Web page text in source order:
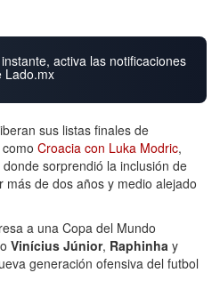
activa las notificaciones
Lado.mx
sus listas finales de
como Croacia con Luka Modric,
sorprendió la inclusión de
más de dos años y medio alejado
a una Copa del Mundo
Vinícius Júnior, Raphinha y
generación ofensiva del futbol